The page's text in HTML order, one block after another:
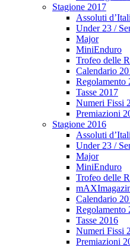
Stagione 2017
Assoluti
Under 23 /
Major
MiniEnduro
Trofeo delle
Calendario
Regolamento
Tasse 2017
Numeri Fissi
Premiazioni
Stagione 2016
Assoluti
Under 23 /
Major
MiniEnduro
Trofeo delle
Calendario
Regolamento
Tasse 2016
Numeri Fissi
Premiazioni